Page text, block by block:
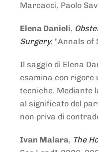
Marcacci, Paolo
Elena Danieli,
Surgery, "Annals of
Il saggio di Elena
esamina con rigore
tecniche. Mediante
al significato del
non priva di
Ivan Malara, The